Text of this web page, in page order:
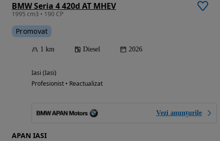
BMW Seria 4 420d AT MHEV
1995 cm3 • 190 CP
Promovat
1 km Diesel 2026
Iasi (Iasi)
Profesionist • Reactualizat
Vezi anunțurile
APAN IASI